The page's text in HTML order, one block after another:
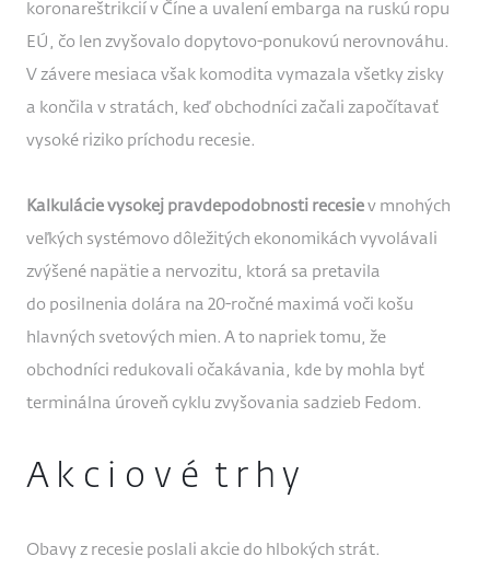
koronareštrikcií v Číne a uvalení embarga na ruskú ropu
EÚ, čo len zvyšovalo dopytovo-ponukovú nerovnováhu.
V závere mesiaca však komodita vymazala všetky zisky
a končila v stratách, keď obchodníci začali započítavať
vysoké riziko príchodu recesie.
Kalkulácie vysokej pravdepodobnosti recesie v mnohých
veľkých systémovo dôležitých ekonomikách vyvolávali
zvýšené napätie a nervozitu, ktorá sa pretavila
do posilnenia dolára na 20-ročné maximá voči košu
hlavných svetových mien. A to napriek tomu, že
obchodníci redukovali očakávania, kde by mohla byť
terminálna úroveň cyklu zvyšovania sadzieb Fedom.
A k c i o v é t r h y
Obavy z recesie poslali akcie do hlbokých strát.